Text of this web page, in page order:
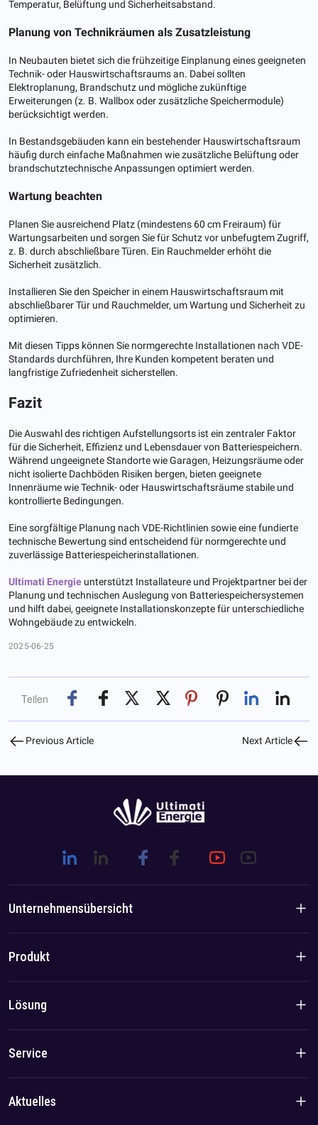
Temperatur, Belüftung und Sicherheitsabstand.
Planung von Technikräumen als Zusatzleistung
In Neubauten bietet sich die frühzeitige Einplanung eines geeigneten
Technik- oder Hauswirtschaftsraums an. Dabei sollten
Elektroplanung, Brandschutz und mögliche zukünftige
Erweiterungen (z. B. Wallbox oder zusätzliche Speichermodule)
berücksichtigt werden.
In Bestandsgebäuden kann ein bestehender Hauswirtschaftsraum
häufig durch einfache Maßnahmen wie zusätzliche Belüftung oder
brandschutztechnische Anpassungen optimiert werden.
Wartung beachten
Planen Sie ausreichend Platz (mindestens 60 cm Freiraum) für
Wartungsarbeiten und sorgen Sie für Schutz vor unbefugtem Zugriff,
z. B. durch abschließbare Türen. Ein Rauchmelder erhöht die
Sicherheit zusätzlich.
Installieren Sie den Speicher in einem Hauswirtschaftsraum mit
abschließbarer Tür und Rauchmelder, um Wartung und Sicherheit zu
optimieren.
Mit diesen Tipps können Sie normgerechte Installationen nach VDE-
Standards durchführen, Ihre Kunden kompetent beraten und
langfristige Zufriedenheit sicherstellen.
Fazit
Die Auswahl des richtigen Aufstellungsorts ist ein zentraler Faktor
für die Sicherheit, Effizienz und Lebensdauer von Batteriespeichern.
Während ungeeignete Standorte wie Garagen, Heizungsräume oder
nicht isolierte Dachböden Risiken bergen, bieten geeignete
Innenräume wie Technik- oder Hauswirtschaftsräume stabile und
kontrollierte Bedingungen.
Eine sorgfältige Planung nach VDE-Richtlinien sowie eine fundierte
technische Bewertung sind entscheidend für normgerechte und
zuverlässige Batteriespeicherinstallationen.
Ultimati Energie unterstützt Installateure und Projektpartner bei der
Planung und technischen Auslegung von Batteriespeichersystemen
und hilft dabei, geeignete Installationskonzepte für unterschiedliche
Wohngebäude zu entwickeln.
2025-06-25
Teilen
Previous Article Next Article
Unternehmensübersicht
Unternehmensvorstellung
Team-/Lokalvorteil
Produkt
Produkte für den Wohnbereich
Lösung
Lösung
Service
Datenschutzrichtlinie
Aktuelles